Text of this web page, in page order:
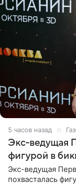
5 часов назад
Экс-ведущая
фигурой в
Экс-ведущая
похвасталась